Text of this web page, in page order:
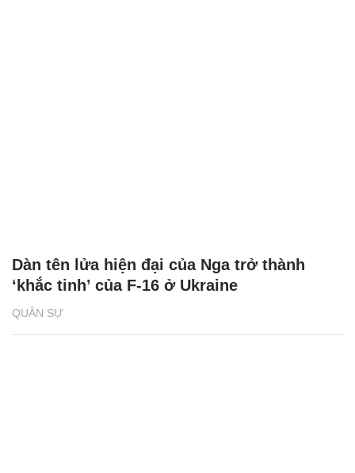
QUÂN SỰ
Dàn tên lửa hiện đại của Nga trở thành
‘khắc tinh’ của F-16 ở Ukraine